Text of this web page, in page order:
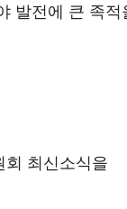
발전에 큰 족
회 최신소식을